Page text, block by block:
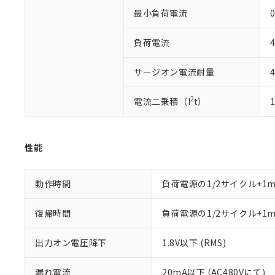
最小負荷電流
負荷電流
サージオン電流耐量
電流二乗積（I2t）
性能
動作時間 負荷電源の1/2サイクル
復帰時間 負荷電源の1/2サイクル
出力オン電圧降下 1.8V以下 (RMS)
漏れ電流 20mA以下 (AC480Vにて)
くものです。
在庫状況お
のであり、
正式な納期
当社販売員
オムロン制
在庫状況お
が、当社の
さい。
いる法人を指
六価クロム(Cr(Ⅵ))
但し、RoHS指令で産
※2 対応予定月
部品在庫の切り替
※3 非含有証明
下記の非含有証
EU RoHS指令（10
51物質の非含有証
※本証明書は発行
また、RoHS指令
混在することから
*中国RoHS10物質の基
Pb(鉛) :1000ppm、
Cr(Ⅵ)(六価クロム) :
DBP(フタル酸ジブチ
DEHP(フタル酸ビス(2-
※2 環境保護使
「－」：未確認で
う）を輸出
当社は規制
置等に一切
当社は、貴
また当社は
たしません。
一定数
一定数
－
在庫な
白